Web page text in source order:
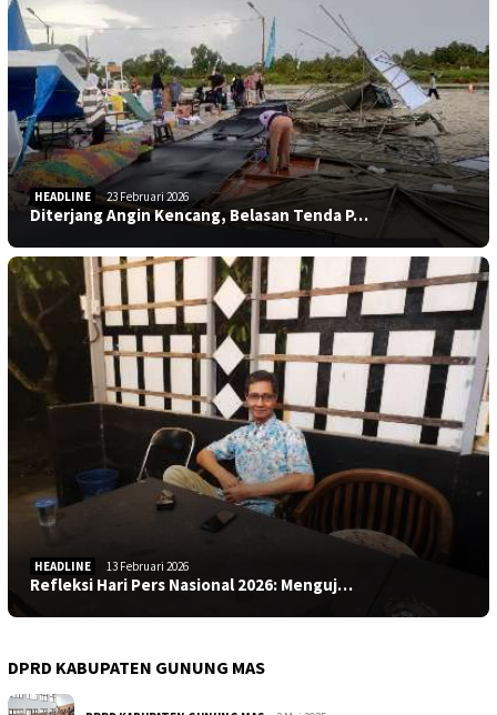
HEADLINE 23 Februari 2026
Diterjang Angin Kencang, Belasan Tenda P…
HEADLINE 13 Februari 2026
Refleksi Hari Pers Nasional 2026: Menguj…
DPRD KABUPATEN GUNUNG MAS